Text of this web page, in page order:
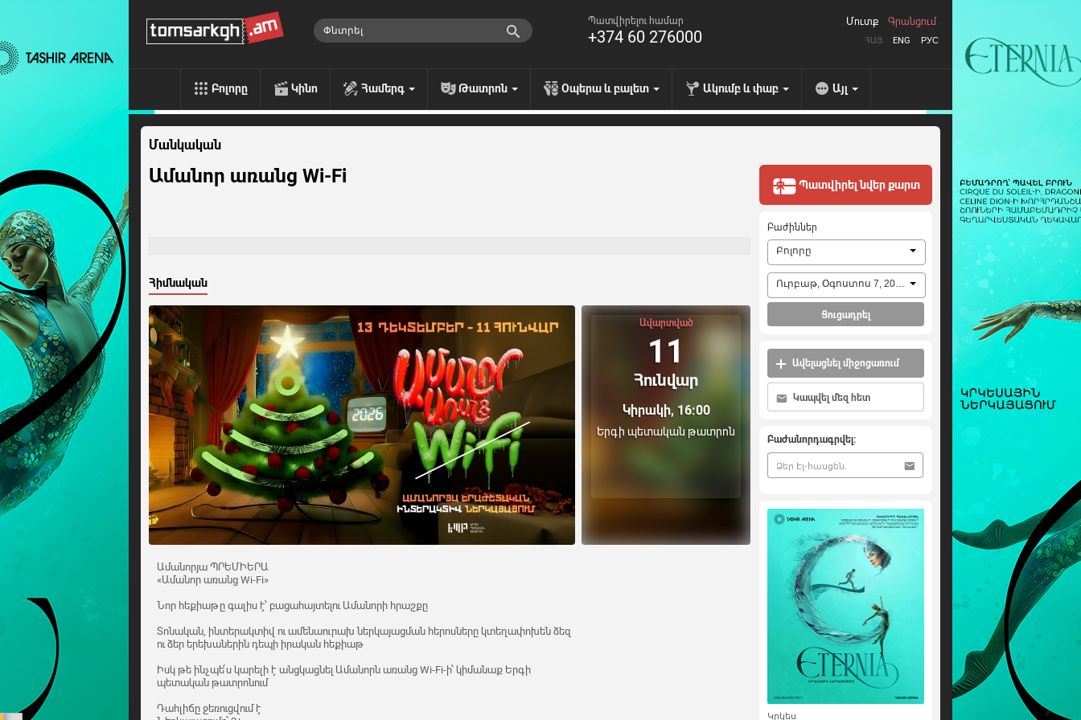
Պատվիրելու համար
+374 60 276000 ՀԱՅ ENG РУС
Մուտք Գրանցում
Բոլորը Կինո Համերգ Թատրոն Օպերա և բալետ Ակումբ և փաբ Այլ
Մանկական
Ամանոր առանց Wi-Fi
Հիմնական
Ավարտված
11
Հունվար
Կիրակի, 16:00
Երգի պետական թատրոն
Ամանորյա ՊՐԵՄԻԵՐԱ
«Ամանոր առանց Wi-Fi»
Նոր հեքիաթը գալիս է՝ բացահայտելու Ամանորի հրաշքը
Տոնական, ինտերակտիվ ու ամենաուրախ ներկայացման հերոսները կտեղափոխեն ձեզ
ու ձեր երեխաներին դեպի իրական հեքիաթ
Իսկ թե ինչպե՛ս կարելի է անցկացնել Ամանորն առանց Wi-Fi-ի՝ կիմանաք Երգի
պետական թատրոնում
Դահլիճը ջեռուցվում է
Պատվիրել նվեր քարտ
Բաժիններ
Բոլորը
Ուրբաթ, Օգոստոս 7, 2026
Ցուցադրել
Ավելացնել միջոցառում
Կապվել մեզ հետ
Բաժանորդագրվել:
Կրկես